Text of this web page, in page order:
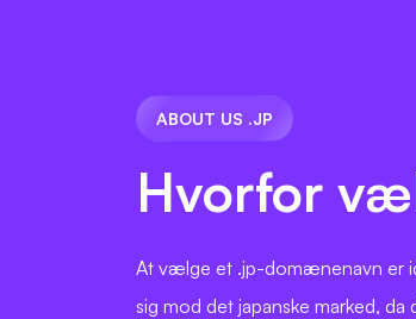
ABOUT US .JP
Hvorfor
At vælge et .jp-domænenavn er
sig mod det japanske marked,